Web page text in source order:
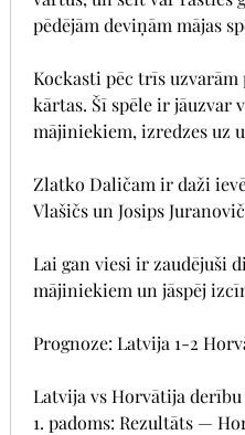
pēdējām deviņām mājas
Kockasti pēc trīs uzvarām
kārtas. Šī spēle ir jāuzvar
mājiniekiem, izredzes uz
Zlatko Daličam ir daži
Vlašičs un Josips
Lai gan viesi ir zaudējuši
mājiniekiem un jāspēj
Prognoze: Latvija 1-2
Latvija vs Horvātija
1. padoms: Rezultāts —